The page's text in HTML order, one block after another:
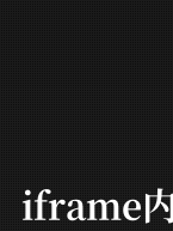
iframe